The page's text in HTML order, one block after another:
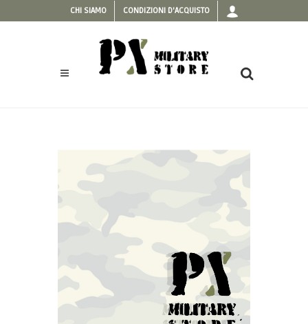
CHI SIAMO CONDIZIONI D'ACQUISTO